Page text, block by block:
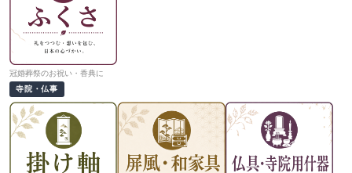
冠婚葬祭のお祝い・香典に
寺院・仏事